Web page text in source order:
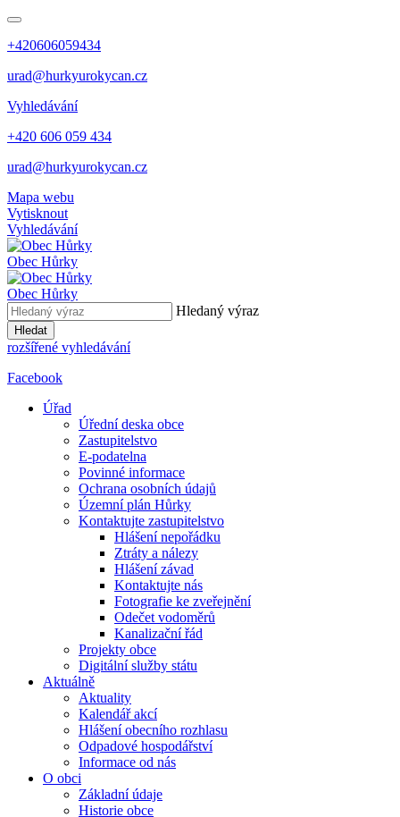
+420606059434
urad@hurkyurokycan.cz
Vyhledávání
+420 606 059 434
urad@hurkyurokycan.cz
Mapa webu
Vytisknout
Vyhledávání
Obec Hůrky
Obec Hůrky
Hledaný výraz
Hledat
rozšířené vyhledávání
Facebook
Úřad
Úřední deska obce
Zastupitelstvo
E-podatelna
Povinné informace
Ochrana osobních údajů
Územní plán Hůrky
Kontaktujte zastupitelstvo
Hlášení nepořádku
Ztráty a nálezy
Hlášení závad
Kontaktujte nás
Fotografie ke zveřejnění
Odečet vodoměrů
Kanalizační řád
Projekty obce
Digitální služby státu
Aktuálně
Aktuality
Kalendář akcí
Hlášení obecního rozhlasu
Odpadové hospodářství
Informace od nás
O obci
Základní údaje
Historie obce